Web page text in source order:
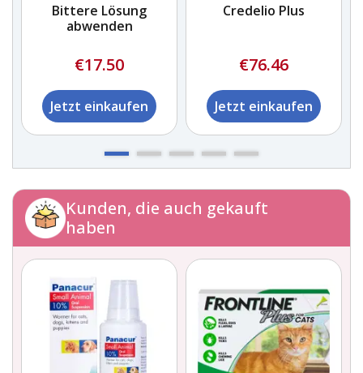
Bittere Lösung
abwenden
€17.50
Jetzt einkaufen
Credelio Plus
€76.46
Jetzt einkaufen
Kunden, die auch gekauft
haben